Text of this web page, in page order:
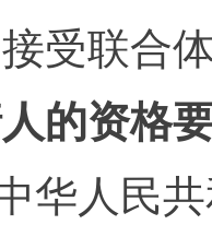
受联合
的资格
华人民